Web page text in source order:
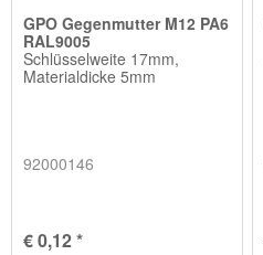
GPO Gegenmutter M12 PA6
RAL9005
Schlüsselweite 17mm,
Materialdicke 5mm
92000146
€ 0,12 *